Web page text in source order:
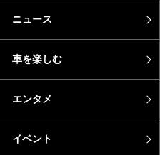
ニュース
車を楽しむ
エンタメ
イベント